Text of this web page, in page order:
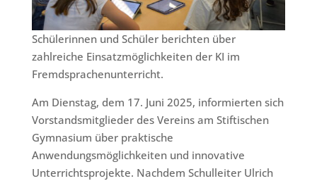
Schülerinnen und Schüler berichten über
zahlreiche Einsatzmöglichkeiten der KI im
Fremdsprachenunterricht.
Am Dienstag, dem 17. Juni 2025, informierten sich
Vorstandsmitglieder des Vereins am Stiftischen
Gymnasium über praktische
Anwendungsmöglichkeiten und innovative
Unterrichtsprojekte. Nachdem Schulleiter Ulrich